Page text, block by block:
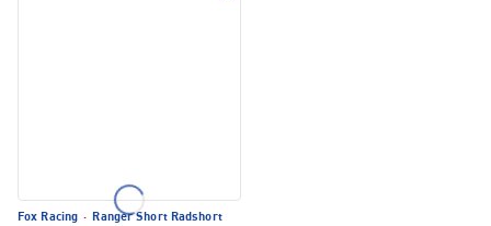
Fox Racing · Ranger Short Radshort